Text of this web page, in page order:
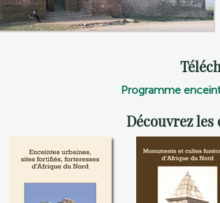
Programme
Découvrez les